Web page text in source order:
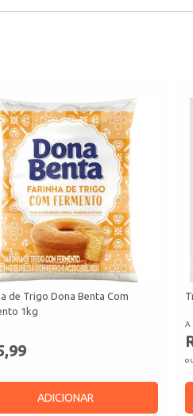
de Trigo Dona Benta Com
1kg
ADICIONAR
A
ou